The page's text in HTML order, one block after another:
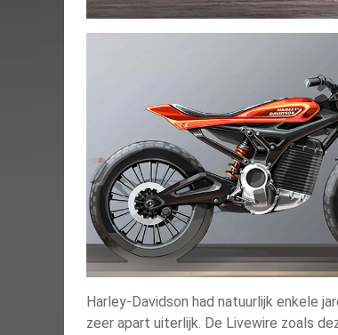
Harley-Davidson had natuurlijk enkele
zeer apart uiterlijk. De Livewire zoals